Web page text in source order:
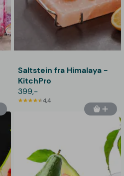
Saltstein fra Himalaya -
KitchPro
399,-
4,4